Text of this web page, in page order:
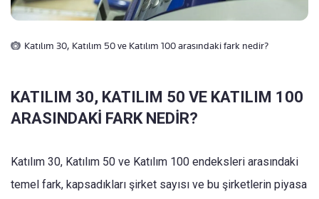
Katılım 30, Katılım 50 ve Katılım 100 arasındaki fark nedir?
KATILIM 30, KATILIM 50 VE KATILIM 100
ARASINDAKİ FARK NEDİR?
Katılım 30, Katılım 50 ve Katılım 100 endeksleri arasındaki
temel fark, kapsadıkları şirket sayısı ve bu şirketlerin piyasa